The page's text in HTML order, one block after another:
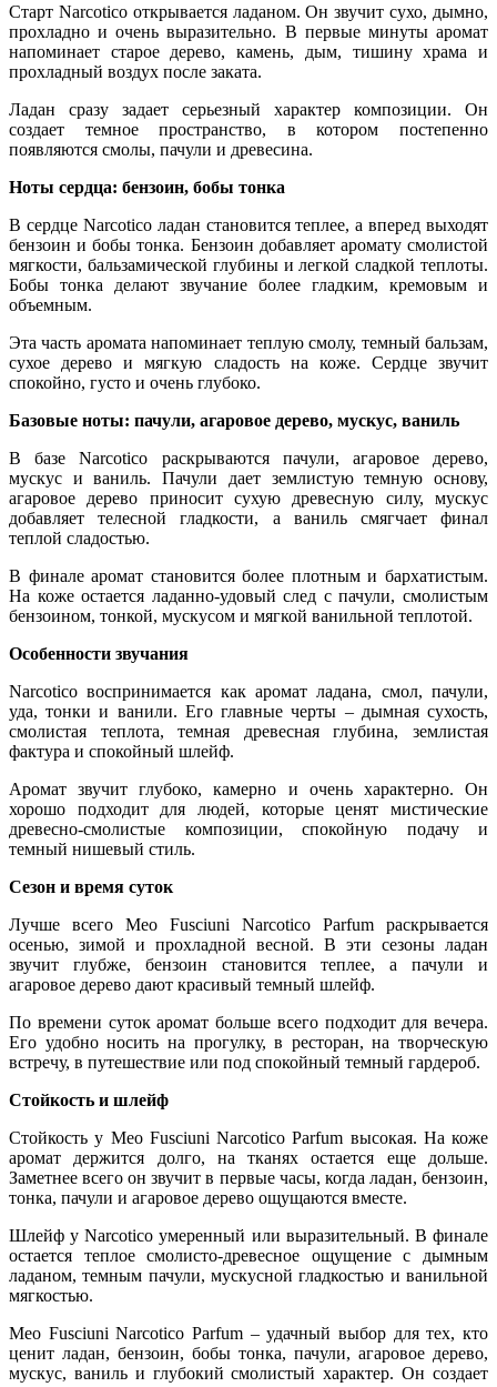
Старт Narcotico открывается ладаном. Он звучит сухо, дымно,
прохладно и очень выразительно. В первые минуты аромат
напоминает старое дерево, камень, дым, тишину храма и
прохладный воздух после заката.
Ладан сразу задает серьезный характер композиции. Он
создает темное пространство, в котором постепенно
появляются смолы, пачули и древесина.
Ноты сердца: бензоин, бобы тонка
В сердце Narcotico ладан становится теплее, а вперед выходят
бензоин и бобы тонка. Бензоин добавляет аромату смолистой
мягкости, бальзамической глубины и легкой сладкой теплоты.
Бобы тонка делают звучание более гладким, кремовым и
объемным.
Эта часть аромата напоминает теплую смолу, темный бальзам,
сухое дерево и мягкую сладость на коже. Сердце звучит
спокойно, густо и очень глубоко.
Базовые ноты: пачули, агаровое дерево, мускус, ваниль
В базе Narcotico раскрываются пачули, агаровое дерево,
мускус и ваниль. Пачули дает землистую темную основу,
агаровое дерево приносит сухую древесную силу, мускус
добавляет телесной гладкости, а ваниль смягчает финал
теплой сладостью.
В финале аромат становится более плотным и бархатистым.
На коже остается ладанно-удовый след с пачули, смолистым
бензоином, тонкой, мускусом и мягкой ванильной теплотой.
Особенности звучания
Narcotico воспринимается как аромат ладана, смол, пачули,
уда, тонки и ванили. Его главные черты – дымная сухость,
смолистая теплота, темная древесная глубина, землистая
фактура и спокойный шлейф.
Аромат звучит глубоко, камерно и очень характерно. Он
хорошо подходит для людей, которые ценят мистические
древесно-смолистые композиции, спокойную подачу и
темный нишевый стиль.
Сезон и время суток
Лучше всего Meo Fusciuni Narcotico Parfum раскрывается
осенью, зимой и прохладной весной. В эти сезоны ладан
звучит глубже, бензоин становится теплее, а пачули и
агаровое дерево дают красивый темный шлейф.
По времени суток аромат больше всего подходит для вечера.
Его удобно носить на прогулку, в ресторан, на творческую
встречу, в путешествие или под спокойный темный гардероб.
Стойкость и шлейф
Стойкость у Meo Fusciuni Narcotico Parfum высокая. На коже
аромат держится долго, на тканях остается еще дольше.
Заметнее всего он звучит в первые часы, когда ладан, бензоин,
тонка, пачули и агаровое дерево ощущаются вместе.
Шлейф у Narcotico умеренный или выразительный. В финале
остается теплое смолисто-древесное ощущение с дымным
ладаном, темным пачули, мускусной гладкостью и ванильной
мягкостью.
Meo Fusciuni Narcotico Parfum – удачный выбор для тех, кто
ценит ладан, бензоин, бобы тонка, пачули, агаровое дерево,
мускус, ваниль и глубокий смолистый характер. Он создает